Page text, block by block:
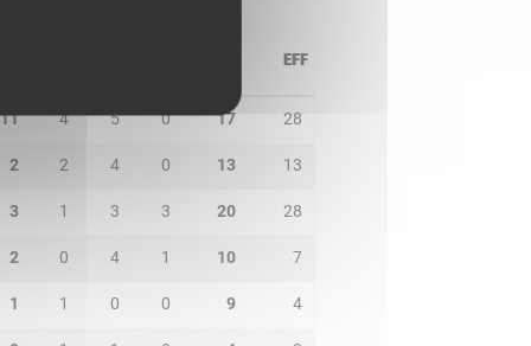
EFF
11 4 5 0 17 28
2 2 4 0 13 13
3 1 3 3 20 28
2 0 4 1 10 7
1 1 0 0 9 4